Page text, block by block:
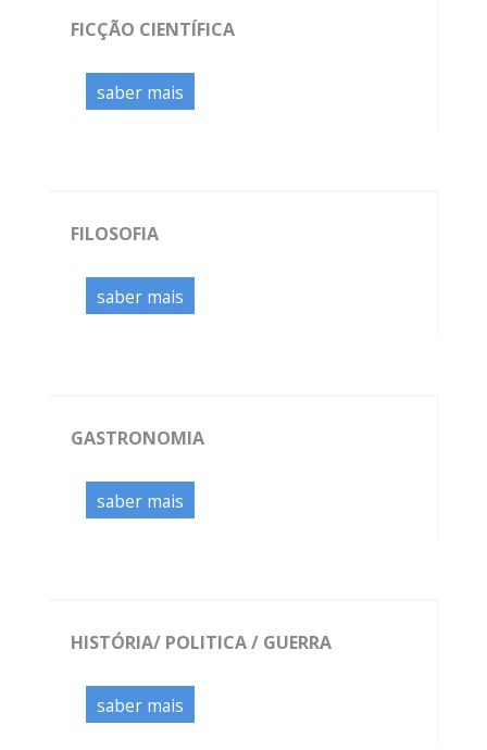
FICÇÃO CIENTÍFICA
saber mais
FILOSOFIA
saber mais
GASTRONOMIA
saber mais
HISTÓRIA/ POLITICA / GUERRA
saber mais